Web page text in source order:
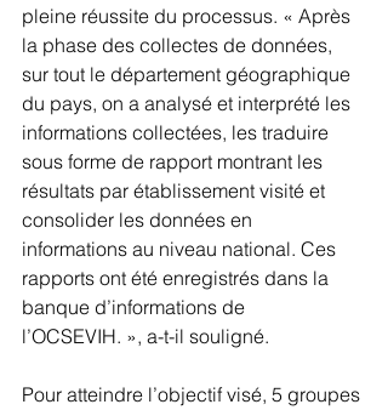
pleine réussite du processus. « Après
la phase des collectes de données,
sur tout le département géographique
du pays, on a analysé et interprété les
informations collectées, les traduire
sous forme de rapport montrant les
résultats par établissement visité et
consolider les données en
informations au niveau national. Ces
rapports ont été enregistrés dans la
banque d’informations de
l’OCSEVIH. », a-t-il souligné.
Pour atteindre l’objectif visé, 5 groupes